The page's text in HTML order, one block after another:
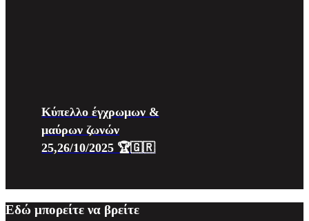
Κύπελλο έγχρωμων &
μαύρων ζωνών
25,26/10/2025 🏆🇬🇷
Εδώ μπορείτε να βρείτε